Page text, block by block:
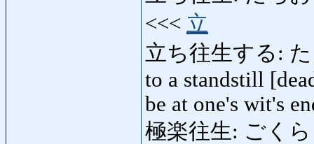
<<< 立
立ち往生する:
to a standstill
be at one's wit's
極楽往生: ごく